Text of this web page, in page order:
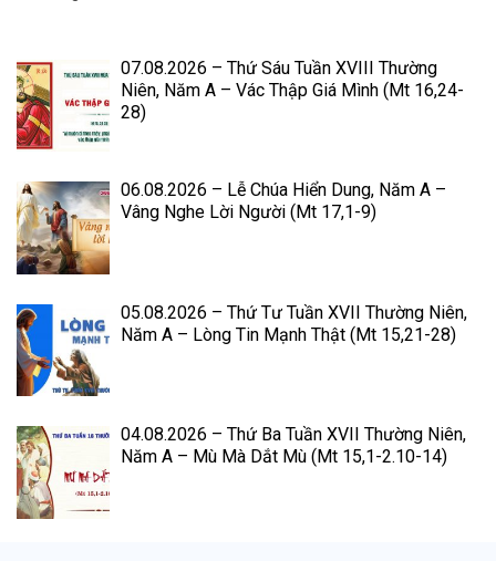
07.08.2026 – Thứ Sáu Tuần XVIII Thường
Niên, Năm A – Vác Thập Giá Mình (Mt 16,24-
28)
06.08.2026 – Lễ Chúa Hiển Dung, Năm A –
Vâng Nghe Lời Người (Mt 17,1-9)
05.08.2026 – Thứ Tư Tuần XVII Thường Niên,
Năm A – Lòng Tin Mạnh Thật (Mt 15,21-28)
04.08.2026 – Thứ Ba Tuần XVII Thường Niên,
Năm A – Mù Mà Dắt Mù (Mt 15,1-2.10-14)